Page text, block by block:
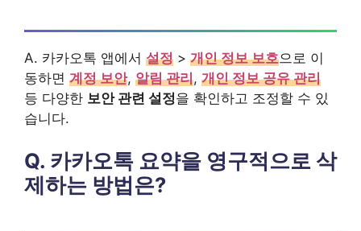
A. 카카오톡 앱에서 설정 > 개인 정보 보호으로 이
동하면 계정 보안, 알림 관리, 개인 정보 공유 관리
등 다양한 보안 관련 설정을 확인하고 조정할 수 있
습니다.
Q. 카카오톡 요약을 영구적으로 삭
제하는 방법은?